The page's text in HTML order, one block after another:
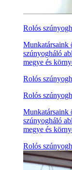
Rolós
Munkatársaink
szúnyogháló
megye és
Rolós
Rolós
Munkatársaink
szúnyogháló
megye és
Rolós